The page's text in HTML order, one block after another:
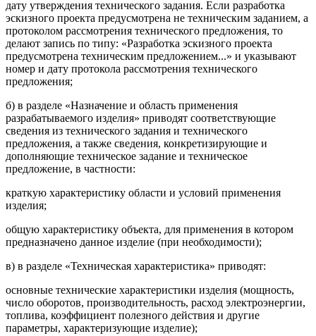
дату утверждения технического задания. Если разработка
эскизного проекта предусмотрена не техническим заданием, а
протоколом рассмотрения технического предложения, то
делают запись по типу: «Разработка эскизного проекта
предусмотрена техническим предложением...» и указывают
номер и дату протокола рассмотрения технического
предложения;
б) в разделе «Назначение и область применения
разрабатываемого изделия» приводят соответствующие
сведения из технического задания и технического
предложения, а также сведения, конкретизирующие и
дополняющие техническое задание и техническое
предложение, в частности:
краткую характеристику области и условий применения
изделия;
общую характеристику объекта, для применения в котором
предназначено данное изделие (при необходимости);
в) в разделе «Техническая характеристика» приводят:
основные технические характеристики изделия (мощность,
число оборотов, производительность, расход электроэнергии,
топлива, коэффициент полезного действия и другие
параметры, характеризующие изделие);